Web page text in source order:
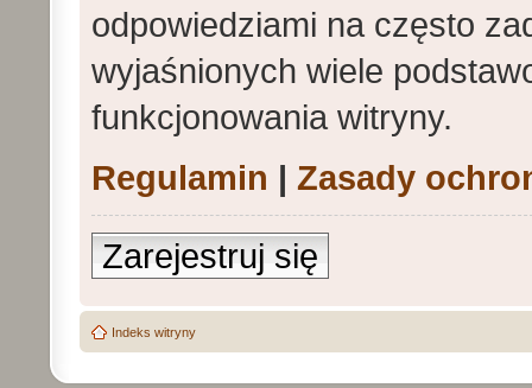
odpowiedziami na często
wyjaśnionych wiele
funkcjonowania witryny.
Regulamin | Zasady
Zarejestruj się
Indeks witryny